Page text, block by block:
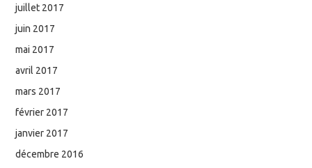
juillet 2017
juin 2017
mai 2017
avril 2017
mars 2017
février 2017
janvier 2017
décembre 2016